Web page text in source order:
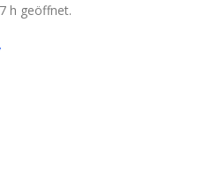
h geöffnet.